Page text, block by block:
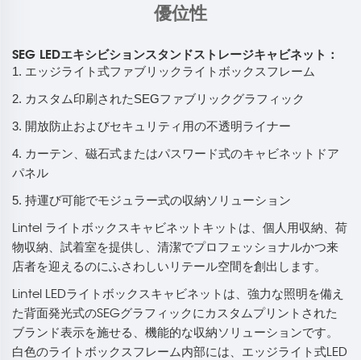
優位性
SEG LEDエキシビションスタンドストレージキャビネット：
1. エッジライト式ファブリックライトボックスフレーム
2. カスタム印刷されたSEGファブリックグラフィック
3. 開放防止およびセキュリティ用の不透明ライナー
4. カーテン、磁石式またはパスワード式のキャビネットドア
パネル
5. 持運び可能でモジュラー式の収納ソリューション
Lintel ライトボックスキャビネットキットは、個人用収納、荷
物収納、試着室を提供し、清潔でプロフェッショナルかつ来
店者を迎えるのにふさわしいリテール空間を創出します。
Lintel LEDライトボックスキャビネットは、強力な照明を備え
た背面発光式のSEGグラフィックにカスタムプリントされた
ブランド表示を施せる、機能的な収納ソリューションです。
白色のライトボックスフレーム内部には、エッジライト式LED